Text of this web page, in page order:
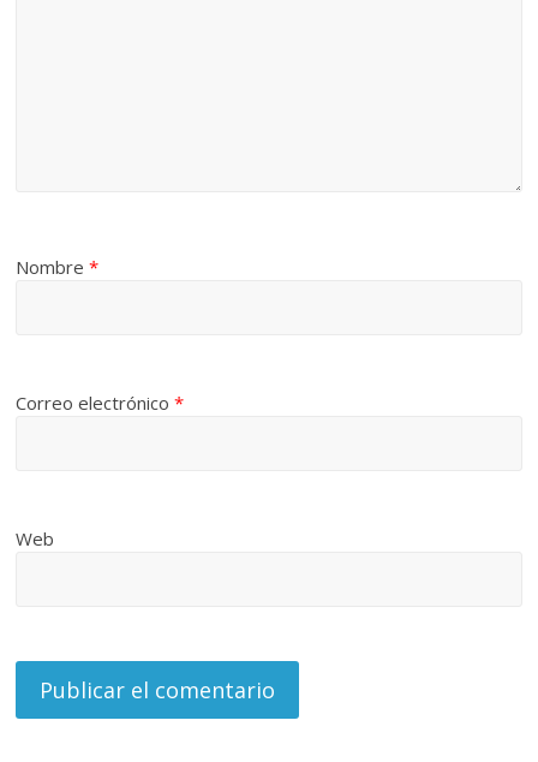
Nombre*
Correo electrónico*
Web